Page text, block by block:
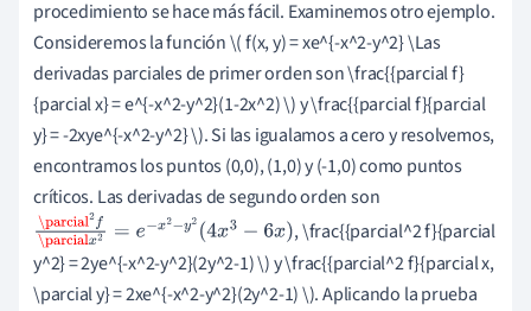
procedimiento se hace más fácil. Examinemos otro ejemplo.
Consideremos la función \( f(x, y) = xe^{-x^2-y^2} \Las
derivadas parciales de primer orden son \frac{{parcial f}
{parcial x} = e^{-x^2-y^2}(1-2x^2) \) y \frac{{parcial f}{parcial
y} = -2xye^{-x^2-y^2} \). Si las igualamos a cero y resolvemos,
encontramos los puntos (0,0), (1,0) y (-1,0) como puntos
críticos. Las derivadas de segundo orden son
\parcial2f \parcial x2= e−x2− y2( 4x3
−6x)
, \frac{{parcial^2 f}{parcial
y^2} = 2ye^{-x^2-y^2}(2y^2-1) \) y \frac{{parcial^2 f}{parcial x,
\parcial y} = 2xe^{-x^2-y^2}(2y^2-1) \). Aplicando la prueba